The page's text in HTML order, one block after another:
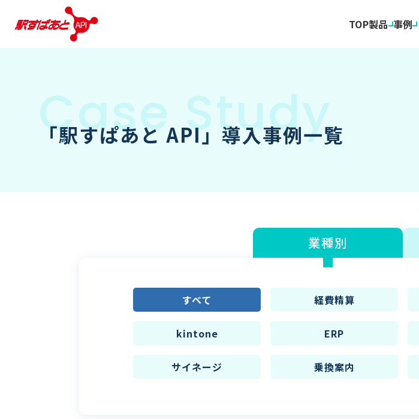
TOP製品 事例
「駅すぱあと API」導入事例一覧
業種別
すべて 経費精算
kintone ERP
サイネージ 乗換案内